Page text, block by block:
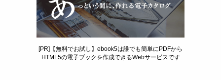
[PR]【無料でお試し】ebook5は誰でも簡単にPDFから
HTML5の電子ブックを作成できるWebサービスです